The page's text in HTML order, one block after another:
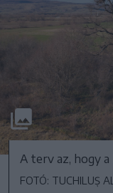
A terv az, hogy
FOTÓ: TUCHILUȘ